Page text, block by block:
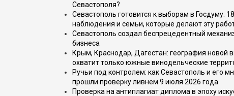
Севастополя?
Севастополь готовится к выборам в Госдуму:
наблюдения и семьи, которые делают эту
Севастополь создал беспрецедентный
бизнеса
Крым, Краснодар, Дагестан: география новой
охватит только южные винодельческие
Ручьи под контролем: как Севастополь и его
прошли проверку ливнем 9 июля 2026 года
Проверка на антиплагиат диплома в эпоху